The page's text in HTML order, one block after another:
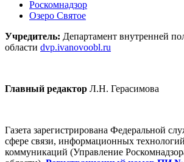
Роскомнадзор
Озеро Святое
Учредитель: Департамент внутренней
области dvp.ivanovoobl.ru
Главный редактор Л.Н. Герасимова
Газета зарегистрирована Федеральной
сфере связи, информационных
коммуникаций (Управление